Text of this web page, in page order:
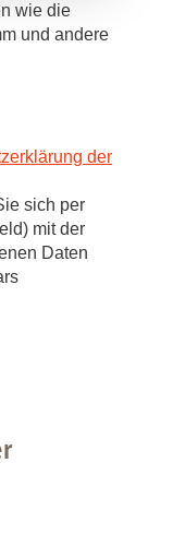
wie die
und andere
der
sich per
mit der
Daten